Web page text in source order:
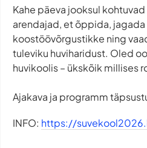
Kahe päeva jooksul
arendajad, et õppida, jagada
koostöövõrgustikke ning
tuleviku huviharidust. Oled
huvikoolis – ükskõik millises
Ajakava ja programm
INFO: https://